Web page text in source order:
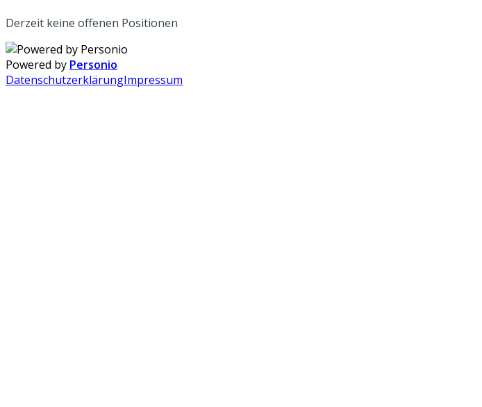
Derzeit keine offenen Positionen
Powered by Personio
DatenschutzerklärungImpressum